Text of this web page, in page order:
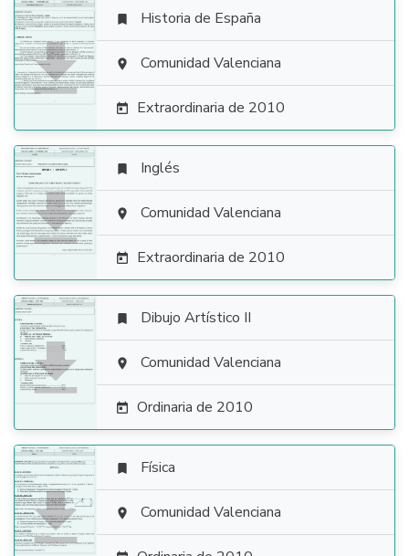

 Historia de España
 Comunidad Valenciana
 Extraordinaria de 2010

 Inglés
 Comunidad Valenciana
 Extraordinaria de 2010

 Dibujo Artístico II
 Comunidad Valenciana
 Ordinaria de 2010

 Física
 Comunidad Valenciana